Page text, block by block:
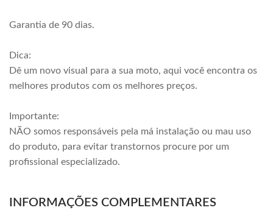
Garantia de 90 dias.
Dica:
Dê um novo visual para a sua moto, aqui você encontra os
melhores produtos com os melhores preços.
Importante:
NÃO somos responsáveis pela má instalação ou mau uso
do produto, para evitar transtornos procure por um
profissional especializado.
INFORMAÇÕES COMPLEMENTARES